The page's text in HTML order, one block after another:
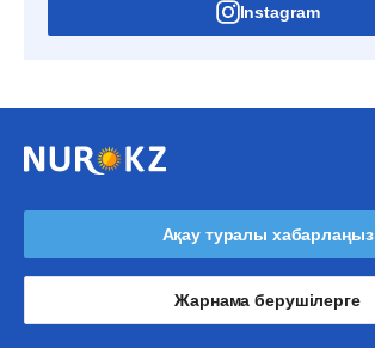
Instagram
Ақау туралы хабарлаңыз
Жарнама берушілерге